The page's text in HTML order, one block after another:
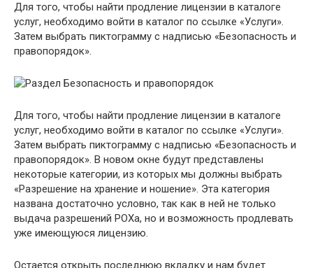
Для того, чтобы найти продление лицензии в каталоге
услуг, необходимо войти в каталог по ссылке «Услуги».
Затем выбрать пиктограмму с надписью «Безопасность и
правопорядок».
Для того, чтобы найти продление лицензии в каталоге
услуг, необходимо войти в каталог по ссылке «Услуги».
Затем выбрать пиктограмму с надписью «Безопасность и
правопорядок». В новом окне будут представлены
некоторые категории, из которых мы должны выбрать
«Разрешение на хранение и ношение». Эта категория
названа достаточно условно, так как в ней не только
выдача разрешений РОХа, но и возможность продлевать
уже имеющуюся лицензию.
Остается открыть последнюю вкладку и нам будет